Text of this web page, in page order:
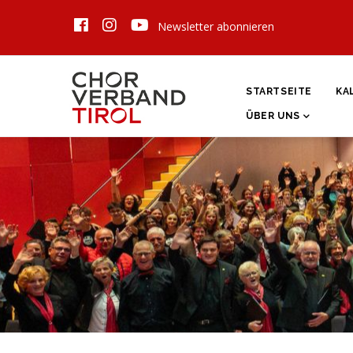
Newsletter abonnieren
STARTSEITE
ÜBER UNS